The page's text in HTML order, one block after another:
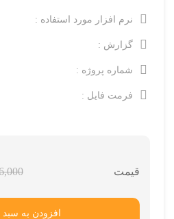
نرم افزار مورد استفاده :
گزارش :
شماره پروژه :
فرمت فایل :
افزودن به